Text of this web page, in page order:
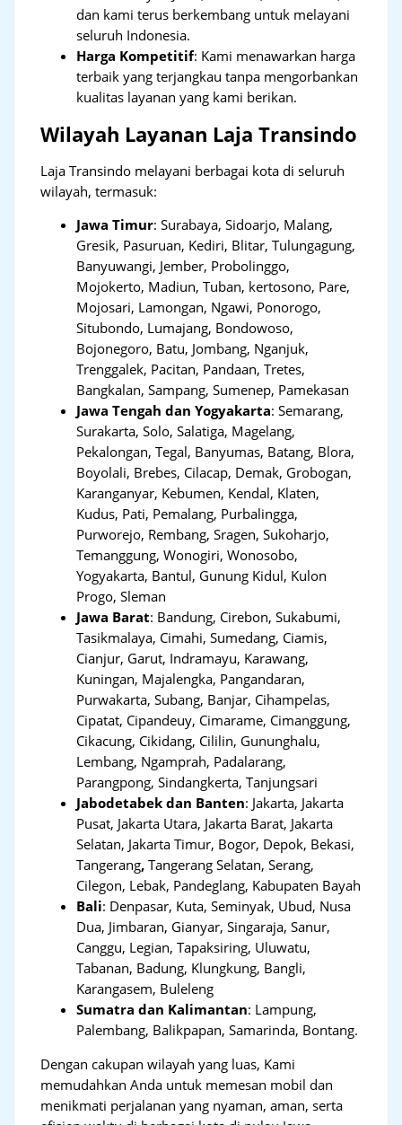
dan kami terus berkembang untuk melayani
seluruh Indonesia.
Harga Kompetitif: Kami menawarkan harga
terbaik yang terjangkau tanpa mengorbankan
kualitas layanan yang kami berikan.
Wilayah Layanan Laja Transindo
Laja Transindo melayani berbagai kota di seluruh
wilayah, termasuk:
Jawa Timur:Surabaya, Sidoarjo, Malang,
Gresik, Pasuruan, Kediri, Blitar, Tulungagung,
Banyuwangi, Jember, Probolinggo,
Mojokerto, Madiun, Tuban, kertosono, Pare,
Mojosari, Lamongan, Ngawi, Ponorogo,
Situbondo, Lumajang, Bondowoso,
Bojonegoro, Batu, Jombang, Nganjuk,
Trenggalek, Pacitan, Pandaan, Tretes,
Bangkalan, Sampang, Sumenep, Pamekasan
Jawa Tengah dan Yogyakarta:Semarang,
Surakarta, Solo, Salatiga, Magelang,
Pekalongan, Tegal, Banyumas, Batang, Blora,
Boyolali, Brebes, Cilacap, Demak, Grobogan,
Karanganyar, Kebumen, Kendal, Klaten,
Kudus, Pati, Pemalang, Purbalingga,
Purworejo, Rembang, Sragen, Sukoharjo,
Temanggung, Wonogiri, Wonosobo,
Yogyakarta, Bantul, Gunung Kidul, Kulon
Progo, Sleman
Jawa Barat: Bandung, Cirebon, Sukabumi,
Tasikmalaya, Cimahi, Sumedang, Ciamis,
Cianjur, Garut, Indramayu, Karawang,
Kuningan, Majalengka, Pangandaran,
Purwakarta, Subang, Banjar, Cihampelas,
Cipatat, Cipandeuy, Cimarame, Cimanggung,
Cikacung, Cikidang, Cililin, Gununghalu,
Lembang, Ngamprah, Padalarang,
Parangpong, Sindangkerta, Tanjungsari
Jabodetabek dan Banten: Jakarta, Jakarta
Pusat, Jakarta Utara, Jakarta Barat, Jakarta
Selatan, Jakarta Timur, Bogor, Depok, Bekasi,
Tangerang,Tangerang Selatan, Serang,
Cilegon, Lebak, Pandeglang, Kabupaten Bayah
Bali: Denpasar, Kuta, Seminyak, Ubud, Nusa
Dua, Jimbaran, Gianyar, Singaraja, Sanur,
Canggu, Legian, Tapaksiring, Uluwatu,
Tabanan, Badung, Klungkung, Bangli,
Karangasem, Buleleng
Sumatra dan Kalimantan: Lampung,
Palembang, Balikpapan, Samarinda, Bontang.
Dengan cakupan wilayah yang luas, Kami
memudahkan Anda untuk memesan mobil dan
menikmati perjalanan yang nyaman, aman, serta